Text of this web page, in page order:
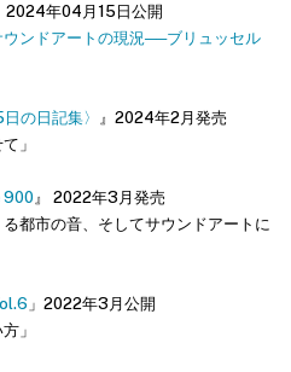
2024年04月15日公開
ンドアートの現況──ブリュッセル
の日記集〉
』2024年2月発売
」
900 』 2022年3月発売
都市の音、そしてサウンドアートに
」2022年3月公開
」